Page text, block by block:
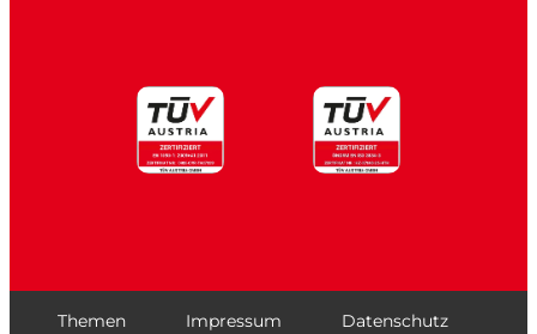
Themen Impressum Datenschutz